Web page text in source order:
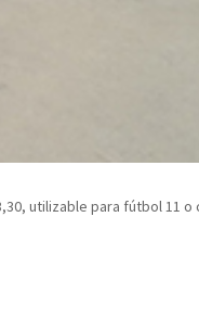
utilizable para fútbol 11 o